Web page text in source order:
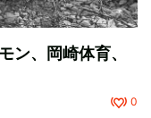
ン、岡崎体育、
0